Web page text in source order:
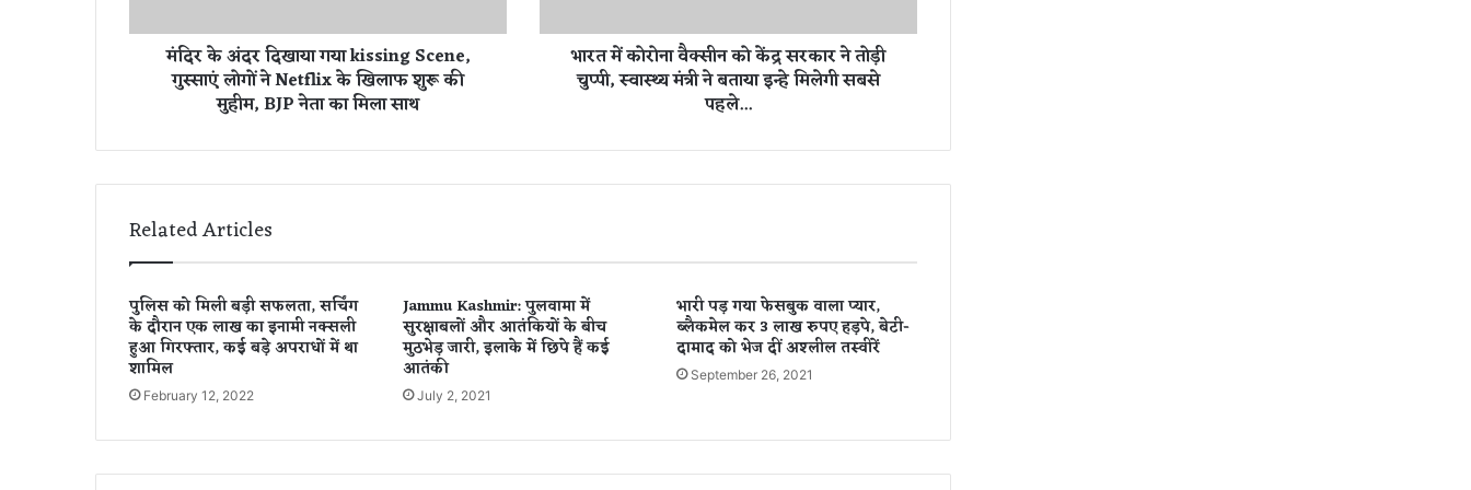
खा
i
n
g
c
e
n
e
,
स्सा
मंदिर के अंदर दिखाया गया kissing Scene,
गुस्साएं लोगों ने Netflix के खिलाफ शुरू की
मुहीम, BJP नेता का मिला साथ
क्सी
स
तो
चु
प्पी
,
त्री
भारत में कोरोना वैक्सीन को केंद्र सरकार ने तोड़ी
चुप्पी, स्वास्थ्य मंत्री ने बताया इन्हे मिलेगी सबसे
पहले...
Related Articles
पुलिस को मिली बड़ी सफलता, सर्चिंग
के दौरान एक लाख का इनामी नक्सली
हुआ गिरफ्तार, कई बड़े अपराधों में था
शामिल
February 12, 2022
Jammu Kashmir: पुलवामा में
सुरक्षाबलों और आतंकियों के बीच
मुठभेड़ जारी, इलाके में छिपे हैं कई
आतंकी
July 2, 2021
भारी पड़ गया फेसबुक वाला प्यार,
ब्लैकमेल कर 3 लाख रुपए हड़पे, बेटी-
दामाद को भेज दीं अश्लील तस्वीरें
September 26, 2021